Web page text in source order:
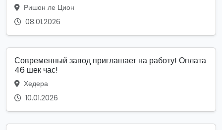
Ришон ле Цион
08.01.2026
Современный завод приглашает на работу! Оплата
46 шек час!
Хедера
10.01.2026